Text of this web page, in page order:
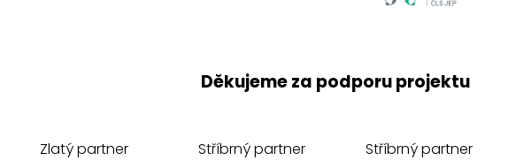
Děkujeme za podporu projektu
Zlatý partner Stříbrný partner Stříbrný partner